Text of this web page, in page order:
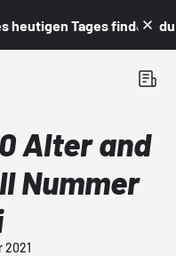
Tages findest du
Alter and
Nummer
2021